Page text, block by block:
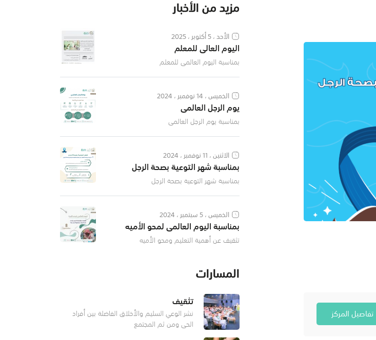
تفاصيل المركز
مزيد من الأخبار
الأحد ، 5 أكتوبر ، 2025
اليوم العالي للمعلم
بمناسبة اليوم العالمي للمعلم
الخميس ، 14 نوفمبر ، 2024
يوم الرجل العالمي
بمناسبة يوم الرجل العالمي
الاثنين ، 11 نوفمبر ، 2024
بمناسبة شهر التوعية بصحة الرجل
بمناسبة شهر التوعية بصحة الرجل
الخميس ، 5 سبتمبر ، 2024
بمناسبة اليوم العالمي لمحو الأميه
تثقيف عن أهمية التعليم ومحو الأميه
المسارات
تثقيف
نشر الوعي السليم والأخلاق الفاضلة بين أفراد
الحي ومن ثم المجتمع